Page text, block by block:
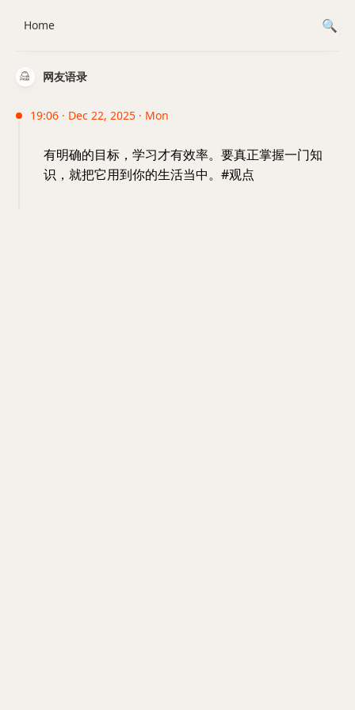
网友语录
19:06 · Dec 22, 2025 · Mon
有明确的目标，学习才有效率。要真正掌握一门知
识，就把它用到你的生活当中。#观点
Home